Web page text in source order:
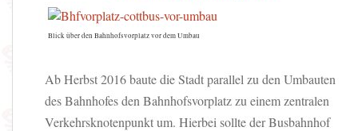
Blick über den Bahnhofsvorplatz vor dem Umbau
Ab Herbst 2016 baute die Stadt parallel zu den Umbauten
des Bahnhofes den Bahnhofsvorplatz zu einem zentralen
Verkehrsknotenpunkt um. Hierbei sollte der Busbahnhof